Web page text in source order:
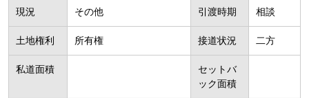
現況 その他 引渡時期 相談
土地権利 所有権 接道状況 二方
私道面積
セットバ
ック面積